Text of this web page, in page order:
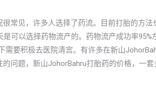
常见，许多人选择了药流。目前打胎的方
可以选择药物流产的。药物流产成功率95%
需要积极去医院清宫。有许多在新山
问题，新山JohorBahru打胎药的价格，一套